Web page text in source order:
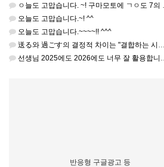
ㅇ늘도 고맙습니다. ~! 구마모토에 ㄱㅇ도 7의 지진,,,무사, 안전을 기도 합니다. 감사해요...
오늘도 고맙습니다.~! ^^
오늘도 고맙습니다.~~~~!! ^^^
送る와 過ごす의 결정적 차이는 "결합하는 시간 단위"와 "묘사 대상"입니다. 過ごす 하루, 오후, 주말, 휴…
선생님 2025에도 2026에도 너무 잘 활용합니다.. 감사해요!!!
반응형 구글광고 등